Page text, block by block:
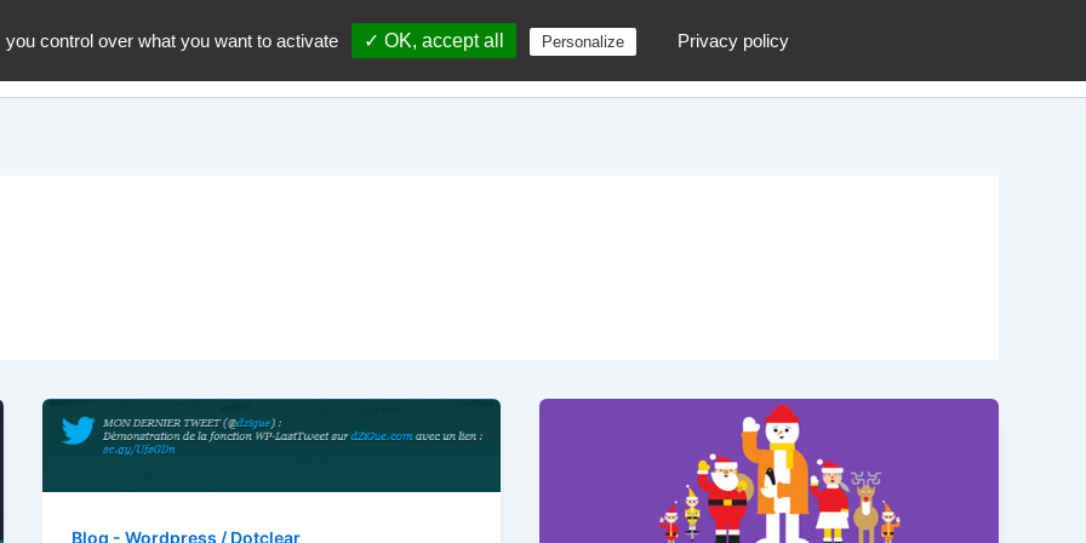
Accueil A propos du blog Contactez moi ! Archives
Blog - Wordpress / Dotclear
control over what you want to activate ✓ OK, accept all Personalize Privacy policy